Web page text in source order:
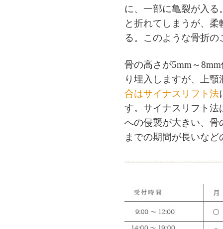
に、一部に亀裂が入
と折れてしまうが、
る。このような骨折の
骨の高さが5mm～
り埋入しますが、上
合はサイナスリフト法
す。サイナスリフト法
への侵襲が大きい、骨
までの期間が長いな